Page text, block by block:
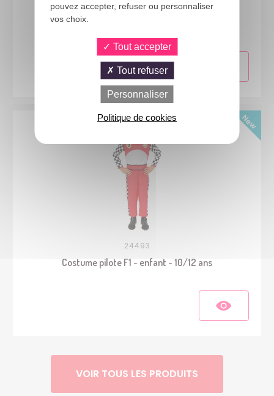
24492
Costume pilote F1 - enfant - 7/9 ans
24493
Costume pilote F1 - enfant - 10/12 ans
VOIR TOUS LES PRODUITS
pouvez accepter, refuser ou personnaliser
vos choix.
Tout accepter
Tout refuser
Personnaliser
Politique de cookies